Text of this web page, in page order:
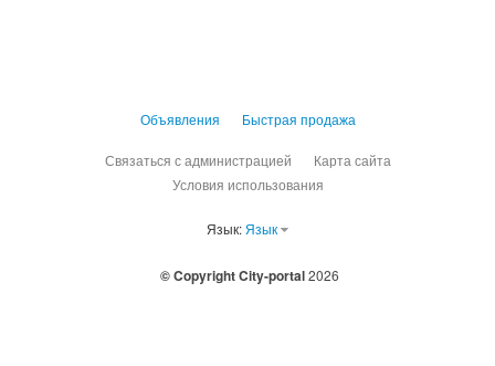
Объявления Быстрая продажа
Связаться с администрацией
Карта сайта
Условия использования
Язык: Язык
© Copyright City-portal2026